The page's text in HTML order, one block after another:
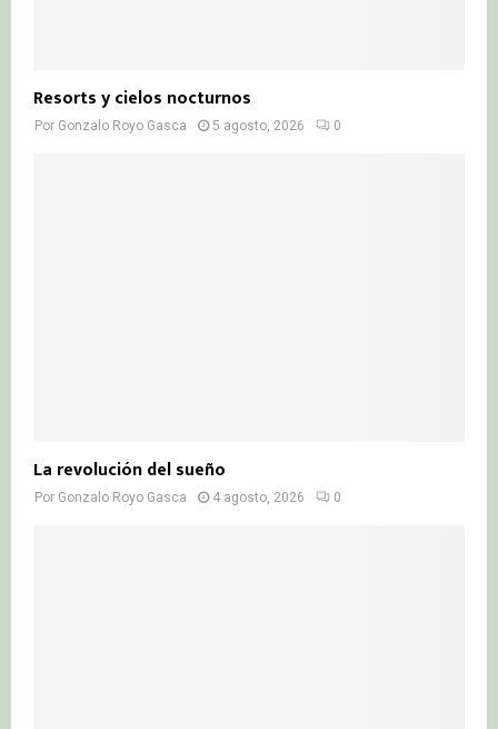
Resorts y cielos nocturnos
Por Gonzalo Royo Gasca 5 agosto, 2026 0
La revolución del sueño
Por Gonzalo Royo Gasca 4 agosto, 2026 0